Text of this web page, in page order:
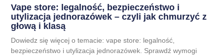
Vape store: legalność, bezpieczeństwo i
utylizacja jednorazówek – czyli jak chmurzyć z
głową i klasą
Dowiedz się więcej o temacie: vape store: legalność,
bezpieczeństwo i utylizacja jednorazówek. Sprawdź wymogi